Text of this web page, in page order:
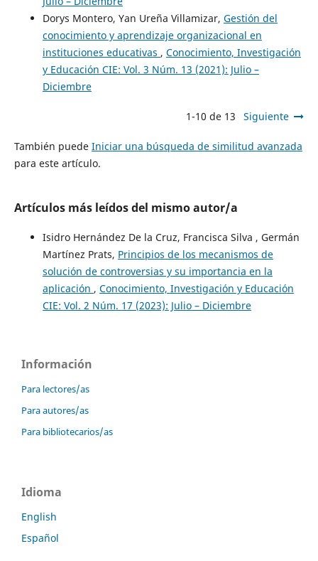
Dorys Montero, Yan Ureña Villamizar, Gestión del
conocimiento y aprendizaje organizacional en
instituciones educativas , Conocimiento, Investigación
y Educación CIE: Vol. 3 Núm. 13 (2021): Julio –
Diciembre
1-10 de 13 Siguiente
También puede Iniciar una búsqueda de similitud avanzada
para este artículo.
Artículos más leídos del mismo autor/a
Isidro Hernández De la Cruz, Francisca Silva , Germán
Martínez Prats, Principios de los mecanismos de
solución de controversias y su importancia en la
aplicación , Conocimiento, Investigación y Educación
CIE: Vol. 2 Núm. 17 (2023): Julio – Diciembre
Información
Para lectores/as
Para autores/as
Para bibliotecarios/as
Idioma
English
Español